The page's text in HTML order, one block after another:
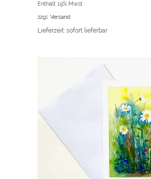
Enthält 19% Mwst
zzgl. Versand
Lieferzeit: sofort lieferbar